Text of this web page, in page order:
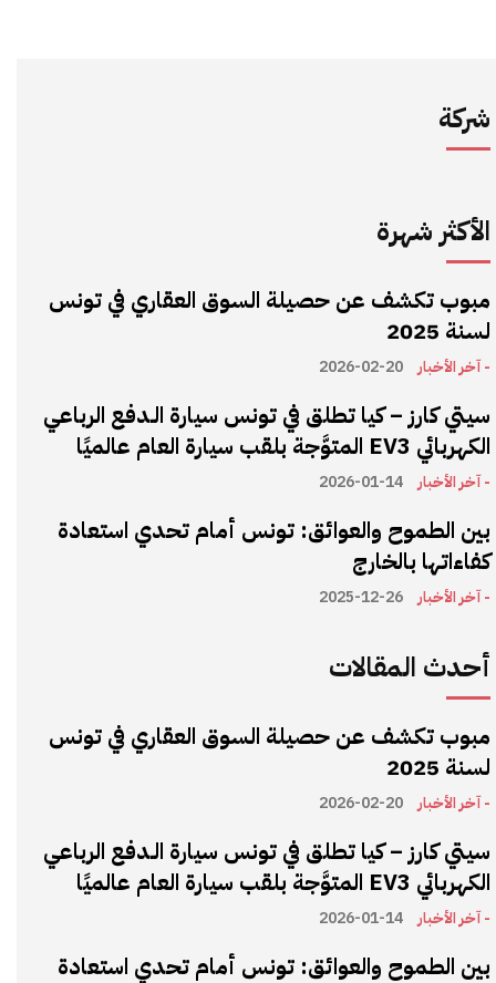
شركة
الأكثر شهرة
مبوب تكشف عن حصيلة السوق العقاري في تونس
لسنة 2025
- آخر الأخبار 2026-02-20
سيتي كارز – كيا تطلق في تونس سيارة الـدفع الرباعي
الكهربائي EV3 المتوَّجة بلقب سيارة العام عالميًا
- آخر الأخبار 2026-01-14
بين الطموح والعوائق: تونس أمام تحدي استعادة
كفاءاتها بالخارج
- آخر الأخبار 2025-12-26
أحدث المقالات
مبوب تكشف عن حصيلة السوق العقاري في تونس
لسنة 2025
- آخر الأخبار 2026-02-20
سيتي كارز – كيا تطلق في تونس سيارة الـدفع الرباعي
الكهربائي EV3 المتوَّجة بلقب سيارة العام عالميًا
- آخر الأخبار 2026-01-14
بين الطموح والعوائق: تونس أمام تحدي استعادة